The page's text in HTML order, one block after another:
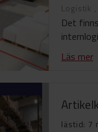
Logistik ,
Det
Läs mer
lästid: 7